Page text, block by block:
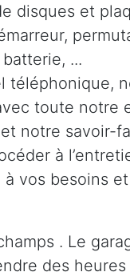
disques et
...
téléphonique,
toute notre
notre savoir-
à
vos besoins
. Le
des